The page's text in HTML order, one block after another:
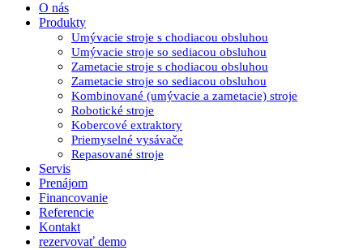
O nás
Produkty
Umývacie stroje s chodiacou obsluhou
Umývacie stroje so sediacou obsluhou
Zametacie stroje s chodiacou obsluhou
Zametacie stroje so sediacou obsluhou
Kombinované (umývacie a zametacie) stroje
Robotické stroje
Kobercové extraktory
Priemyselné vysávače
Repasované stroje
Servis
Prenájom
Financovanie
Referencie
Kontakt
rezervovať demo